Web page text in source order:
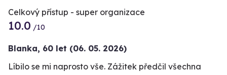
Celkový přístup - super organizace
10.0 /10
Blanka, 60 let (06. 05. 2026)
Líbilo se mi naprosto vše. Zážitek předčil všechna